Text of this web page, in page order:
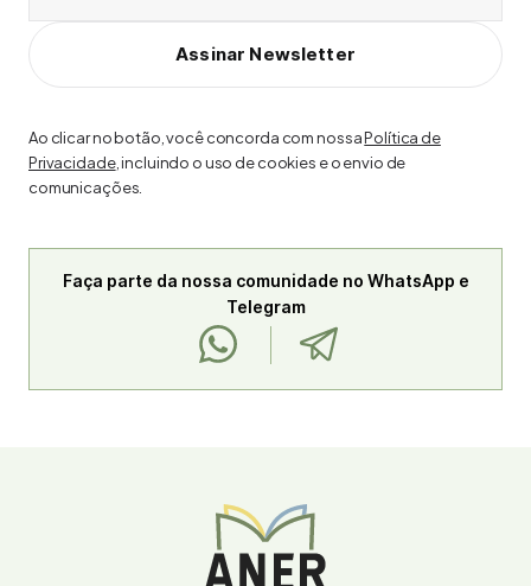
Assinar Newsletter
Ao clicar no botão, você concorda com nossaPolítica de
Privacidade, incluindo o uso de cookies e o envio de
comunicações.
Faça parte da nossa comunidade no WhatsApp e
Telegram